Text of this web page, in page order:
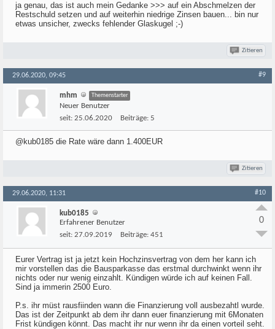
ja genau, das ist auch mein Gedanke >>> auf ein Abschmelzen der
Restschuld setzen und auf weiterhin niedrige Zinsen bauen... bin nur
etwas unsicher, zwecks fehlender Glaskugel ;-)
Zitieren
29.06.2020, 09:45 #9
mhm Themenstarter
Neuer Benutzer
seit: 25.06.2020 Beiträge: 5
@kub0185 die Rate wäre dann 1.400EUR
Zitieren
29.06.2020, 11:31 #10
kub0185
Erfahrener Benutzer
seit: 27.09.2019 Beiträge: 451
0
Eurer Vertrag ist ja jetzt kein Hochzinsvertrag von dem her kann ich
mir vorstellen das die Bausparkasse das erstmal durchwinkt wenn ihr
nichts oder nur wenig einzahlt. Kündigen würde ich auf keinen Fall.
Sind ja immerin 2500 Euro.
P.s. ihr müst rausfiinden wann die Finanzierung voll ausbezahtl wurde.
Das ist der Zeitpunkt ab dem ihr dann euer finanzierung mit 6Monaten
Frist kündigen könnt. Das macht ihr nur wenn ihr da einen vorteil seht.